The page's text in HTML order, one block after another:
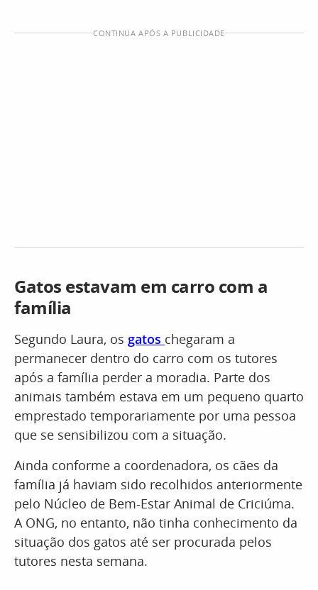
CONTINUA APÓS A PUBLICIDADE
Gatos estavam em carro com a
família
Segundo Laura, os gatos chegaram a
permanecer dentro do carro com os tutores
após a família perder a moradia. Parte dos
animais também estava em um pequeno quarto
emprestado temporariamente por uma pessoa
que se sensibilizou com a situação.
Ainda conforme a coordenadora, os cães da
família já haviam sido recolhidos anteriormente
pelo Núcleo de Bem-Estar Animal de Criciúma.
A ONG, no entanto, não tinha conhecimento da
situação dos gatos até ser procurada pelos
tutores nesta semana.